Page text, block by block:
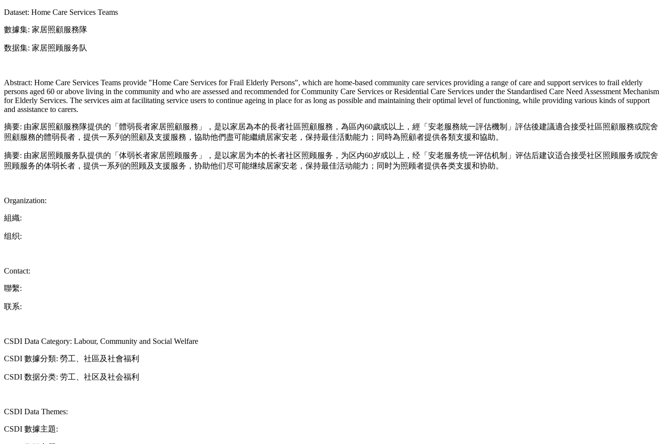
Dataset: Home Care Services Teams
數據集: 家居照顧服務隊
数据集: 家居照顾服务队
Abstract: Home Care Services Teams provide "Home Care Services for Frail Elderly Persons", which are home-based community care services providing a range of care and support services to frail elderly
persons aged 60 or above living in the community and who are assessed and recommended for Community Care Services or Residential Care Services under the Standardised Care Need Assessment Mechanism
for Elderly Services. The services aim at facilitating service users to continue ageing in place for as long as possible and maintaining their optimal level of functioning, while providing various kinds of support
and assistance to carers.
摘要: 由家居照顧服務隊提供的「體弱長者家居照顧服務」，是以家居為本的長者社區照顧服務，為區內60歲或以上，經「安老服務統一評估機制」評估後建議適合接受社區照顧服務或院舍
照顧服務的體弱長者，提供一系列的照顧及支援服務，協助他們盡可能繼續居家安老，保持最佳活動能力；同時為照顧者提供各類支援和協助。
摘要: 由家居照顾服务队提供的「体弱长者家居照顾服务」，是以家居为本的长者社区照顾服务，为区内60岁或以上，经「安老服务统一评估机制」评估后建议适合接受社区照顾服务或院舍
照顾服务的体弱长者，提供一系列的照顾及支援服务，协助他们尽可能继续居家安老，保持最佳活动能力；同时为照顾者提供各类支援和协助。
Organization:
組織:
组织:
Contact:
聯繫:
联系:
CSDI Data Category: Labour, Community and Social Welfare
CSDI 數據分類: 勞工、社區及社會福利
CSDI 数据分类: 劳工、社区及社会福利
CSDI Data Themes:
CSDI 數據主題: